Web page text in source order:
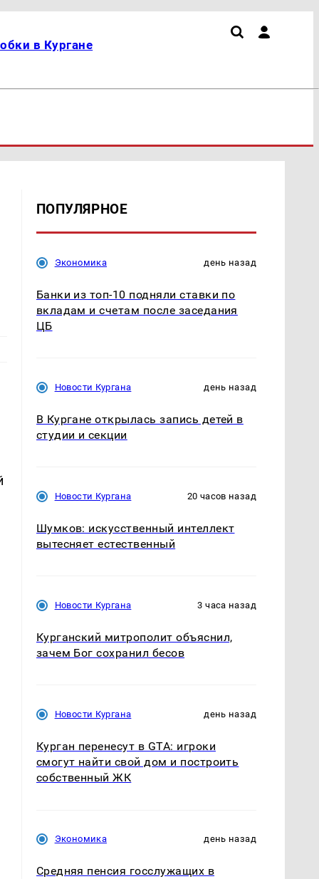
в Кургане
ПОПУЛЯРНОЕ
Экономика день назад
Банки из топ-10 подняли ставки по
вкладам и счетам после заседания
ЦБ
Новости Кургана день назад
В Кургане открылась запись детей в
студии и секции
Новости Кургана 20 часов назад
Шумков: искусственный интеллект
вытесняет естественный
Новости Кургана 3 часа назад
Курганский митрополит объяснил,
зачем Бог сохранил бесов
Новости Кургана день назад
Курган перенесут в GTA: игроки
смогут найти свой дом и построить
собственный ЖК
Экономика день назад
Средняя пенсия госслужащих в